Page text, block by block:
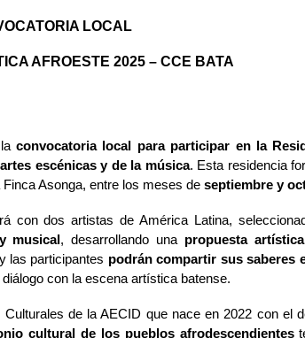
LOCAL
AFROESTE 2025 – CCE BATA
laconvocatoria local para participar en la
escénicas y de la música. Esta residencia
Asonga, entre los meses de septiembre y
con dos artistas de América Latina,
musical , desarrollando una propuesta
las participantes podrán compartir sus saberes
con la escena artística batense.
de la AECID que nace en 2022 con el
cultural de los pueblos afrodescendientes